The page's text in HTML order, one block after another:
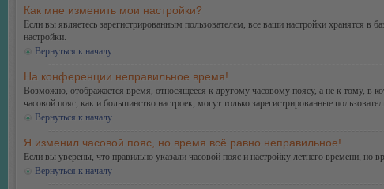
Как мне изменить мои настройки?
Если вы являетесь зарегистрированным пользователем, все ваши настройки хранятся в
настройки.
Вернуться к началу
На конференции неправильное время!
Возможно, отображается время, относящееся к другому часовому поясу, а не к тому, в
часовой пояс, как и большинство настроек, могут только зарегистрированные
Вернуться к началу
Я изменил часовой пояс, но время всё равно неправильное!
Если вы уверены, что правильно указали часовой пояс и настройку летнего времени,
Вернуться к началу